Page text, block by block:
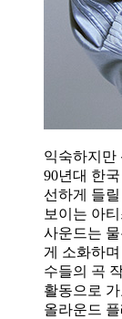
익숙하지만
90년대 한
선하게 들
보이는 아
사운드는
게 소화하
수들의 곡
활동으로
올라운드